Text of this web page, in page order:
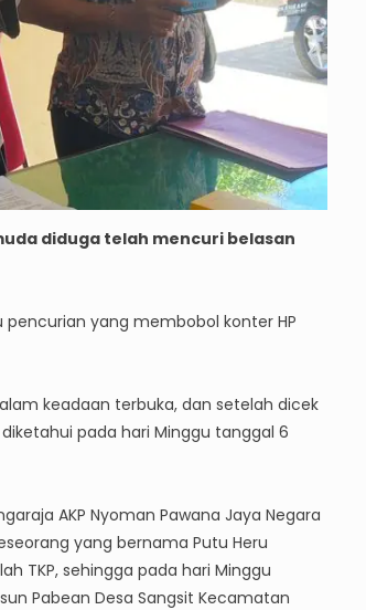
diduga telah mencuri belasan
yang membobol konter HP
keadaan terbuka, dan setelah dicek
pada hari Minggu tanggal 6
AKP Nyoman Pawana Jaya Negara
yang bernama Putu Heru
TKP, sehingga pada hari Minggu
Pabean Desa Sangsit Kecamatan